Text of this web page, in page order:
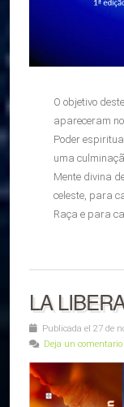
O objetivo
apareceram
Poder
uma
Mente divina
celeste, para
Raça e para
LA
Publicada el 27 de
Deja un comentario